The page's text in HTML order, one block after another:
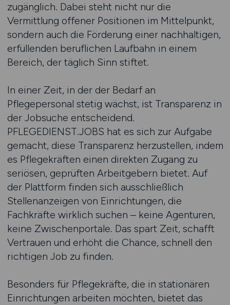
zugänglich. Dabei steht nicht nur die
Vermittlung offener Positionen im Mittelpunkt,
sondern auch die Förderung einer nachhaltigen,
erfüllenden beruflichen Laufbahn in einem
Bereich, der täglich Sinn stiftet.
In einer Zeit, in der der Bedarf an
Pflegepersonal stetig wächst, ist Transparenz in
der Jobsuche entscheidend.
PFLEGEDIENST.JOBS hat es sich zur Aufgabe
gemacht, diese Transparenz herzustellen, indem
es Pflegekräften einen direkten Zugang zu
seriösen, geprüften Arbeitgebern bietet. Auf
der Plattform finden sich ausschließlich
Stellenanzeigen von Einrichtungen, die
Fachkräfte wirklich suchen – keine Agenturen,
keine Zwischenportale. Das spart Zeit, schafft
Vertrauen und erhöht die Chance, schnell den
richtigen Job zu finden.
Besonders für Pflegekräfte, die in stationären
Einrichtungen arbeiten möchten, bietet das